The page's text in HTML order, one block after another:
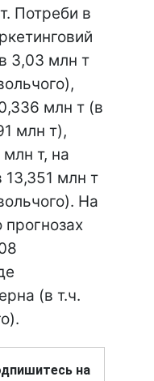
Потреби в
3,03 млн т
млн т (в
млн т),
млн т, на
13,351 млн т
На
прогнозах
(в т.ч.
на